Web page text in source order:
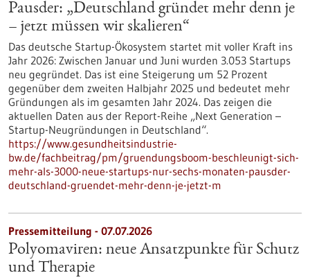
Pausder: „Deutschland gründet mehr denn je
– jetzt müssen wir skalieren“
Das deutsche Startup-Ökosystem startet mit voller Kraft ins
Jahr 2026: Zwischen Januar und Juni wurden 3.053 Startups
neu gegründet. Das ist eine Steigerung um 52 Prozent
gegenüber dem zweiten Halbjahr 2025 und bedeutet mehr
Gründungen als im gesamten Jahr 2024. Das zeigen die
aktuellen Daten aus der Report-Reihe „Next Generation –
Startup-Neugründungen in Deutschland“.
https://www.gesundheitsindustrie-
bw.de/fachbeitrag/pm/gruendungsboom-beschleunigt-sich-
mehr-als-3000-neue-startups-nur-sechs-monaten-pausder-
deutschland-gruendet-mehr-denn-je-jetzt-m
Pressemitteilung - 07.07.2026
Polyomaviren: neue Ansatzpunkte für Schutz
und Therapie